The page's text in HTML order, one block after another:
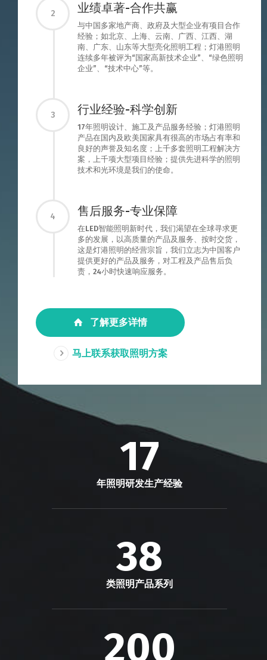
2 业绩卓著-合作共赢
与中国多家地产商、政府及大型企业有项目合作
经验；如北京、上海、云南、广西、江西、湖
南、广东、山东等大型亮化照明工程；灯港照明
连续多年被评为“国家高新技术企业”、“绿色照明
企业”、“技术中心”等。
3 行业经验-科学创新
17年照明设计、施工及产品服务经验；灯港照明
产品在国内及欧美国家具有很高的市场占有率和
良好的声誉及知名度；上千多套照明工程解决方
案，上千项大型项目经验；提供先进科学的照明
技术和光环境是我们的使命。
4 售后服务-专业保障
在LED智能照明新时代，我们渴望在全球寻求更
多的发展，以高质量的产品及服务、按时交货，
这是灯港照明的经营宗旨，我们立志为中国客户
提供更好的产品及服务，对工程及产品售后负
责，24小时快速响应服务。
了解更多详情
马上联系获取照明方案
17
年照明研发生产经验
38
类照明产品系列
200